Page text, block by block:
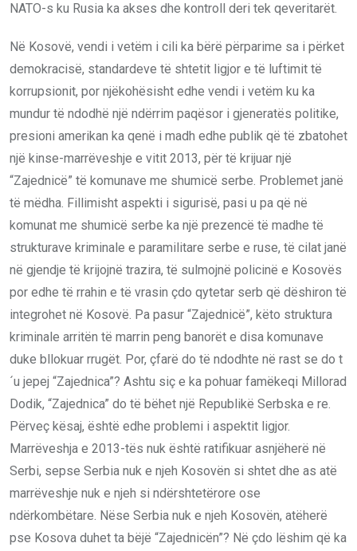
NATO-s ku Rusia ka akses dhe kontroll deri tek qeveritarët.
Në Kosovë, vendi i vetëm i cili ka bërë përparime sa i përket
demokracisë, standardeve të shtetit ligjor e të luftimit të
korrupsionit, por njëkohësisht edhe vendi i vetëm ku ka
mundur të ndodhë një ndërrim paqësor i gjeneratës politike,
presioni amerikan ka qenë i madh edhe publik që të zbatohet
një kinse-marrëveshje e vitit 2013, për të krijuar një
“Zajednicë” të komunave me shumicë serbe. Problemet janë
të mëdha. Fillimisht aspekti i sigurisë, pasi u pa që në
komunat me shumicë serbe ka një prezencë të madhe të
strukturave kriminale e paramilitare serbe e ruse, të cilat janë
në gjendje të krijojnë trazira, të sulmojnë policinë e Kosovës
por edhe të rrahin e të vrasin çdo qytetar serb që dëshiron të
integrohet në Kosovë. Pa pasur “Zajednicë”, këto struktura
kriminale arritën të marrin peng banorët e disa komunave
duke bllokuar rrugët. Por, çfarë do të ndodhte në rast se do t
´u jepej “Zajednica”? Ashtu siç e ka pohuar famëkeqi Millorad
Dodik, “Zajednica” do të bëhet një Republikë Serbska e re.
Përveç kësaj, është edhe problemi i aspektit ligjor.
Marrëveshja e 2013-tës nuk është ratifikuar asnjëherë në
Serbi, sepse Serbia nuk e njeh Kosovën si shtet dhe as atë
marrëveshje nuk e njeh si ndërshtetërore ose
ndërkombëtare. Nëse Serbia nuk e njeh Kosovën, atëherë
pse Kosova duhet ta bëjë “Zajednicën”? Në çdo lëshim që ka